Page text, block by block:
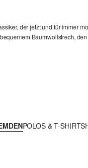
der jetzt und für immer
Baumwollstrech,
POLOS & T-SHIRTS